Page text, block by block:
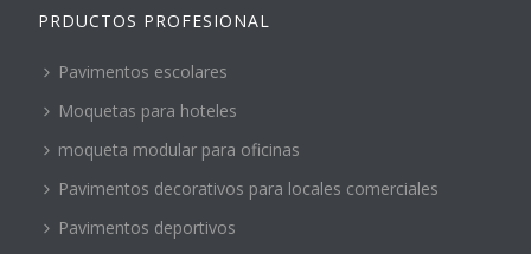
PRDUCTOS PROFESIONAL
Pavimentos escolares
Moquetas para hoteles
moqueta modular para oficinas
Pavimentos decorativos para locales comerciales
Pavimentos deportivos